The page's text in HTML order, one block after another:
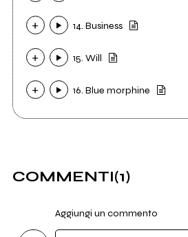
14. Business
15. Will
16. Blue morphine
COMMENTI(1)
Aggiungi un commento